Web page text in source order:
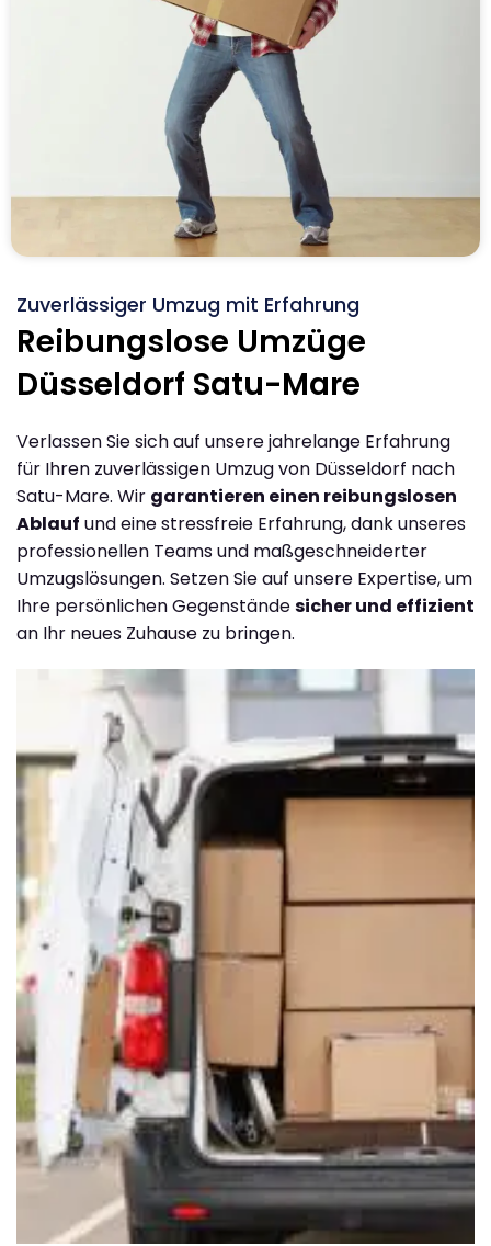
Zuverlässiger Umzug mit Erfahrung
Reibungslose Umzüge
Düsseldorf Satu-Mare
Verlassen Sie sich auf unsere jahrelange Erfahrung
für Ihren zuverlässigen Umzug von Düsseldorf nach
Satu-Mare. Wir garantieren einen reibungslosen
Ablauf und eine stressfreie Erfahrung, dank unseres
professionellen Teams und maßgeschneiderter
Umzugslösungen. Setzen Sie auf unsere Expertise, um
Ihre persönlichen Gegenständesicher und effizient
an Ihr neues Zuhause zu bringen.